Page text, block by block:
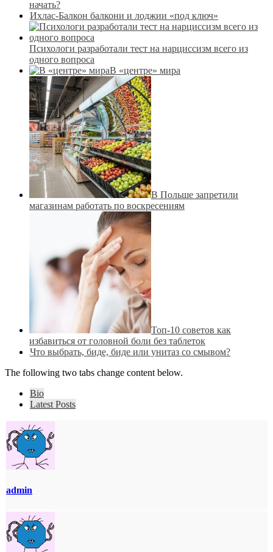
начать?
Ихлас-Балкон балкони и лоджии «под ключ»
Психологи разработали тест на нарциссизм всего из
одного вопроса
В «центре» мира
В Польше запретили
магазинам работать по воскресениям
Топ-10 советов как
избавиться от головной боли без таблеток
Что выбрать, биде, биде или унитаз со смывом?
The following two tabs change content below.
Bio
Latest Posts
admin